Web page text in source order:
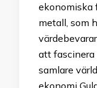
ekonomiska
metall, som
att fascinera
samlare